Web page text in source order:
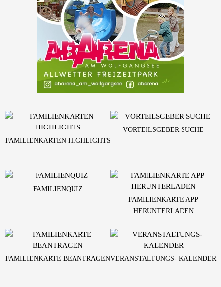
FAMILIENKARTEN HIGHLIGHTS
VORTEILSGEBER SUCHE
FAMILIENQUIZ
FAMILIENKARTE APP
HERUNTERLADEN
FAMILIENKARTE BEANTRAGENVERANSTALTUNGS- KALENDER